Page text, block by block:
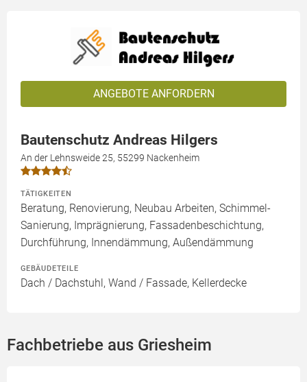
ANGEBOTE ANFORDERN
Bautenschutz Andreas Hilgers
An der Lehnsweide 25, 55299 Nackenheim
TÄTIGKEITEN
Beratung, Renovierung, Neubau Arbeiten, Schimmel-
Sanierung, Imprägnierung, Fassadenbeschichtung,
Durchführung, Innendämmung, Außendämmung
GEBÄUDETEILE
Dach / Dachstuhl, Wand / Fassade, Kellerdecke
Fachbetriebe aus Griesheim